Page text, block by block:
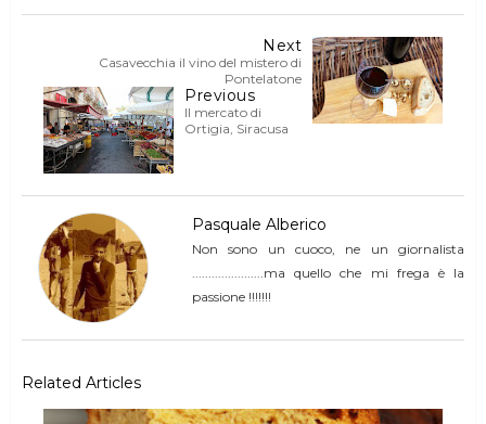
Next
Casavecchia il vino del mistero di
Pontelatone
Previous
Il mercato di
Ortigia, Siracusa
Pasquale Alberico
Non sono un cuoco, ne un giornalista
......................ma quello che mi frega è la
passione !!!!!!!
Related Articles